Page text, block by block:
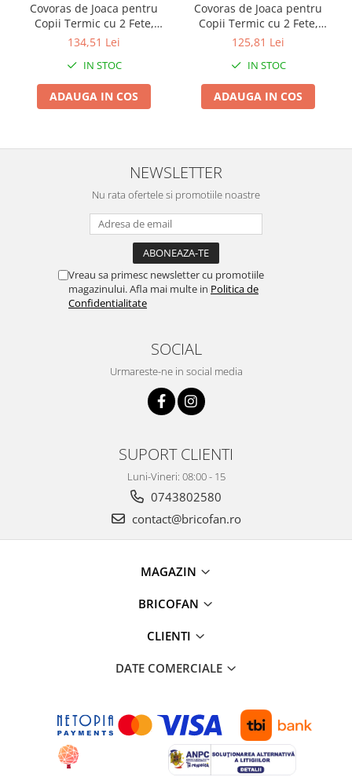
Covoras de Joaca pentru
Copii Termic cu 2 Fete,
Flippy, Model Ursuleți si
Impermeabil, Antiderapant,
200cm x 180cm x 1cm
134,51 Lei
IN STOC
ADAUGA IN COS
Covoras de Joaca pentru
Copii Termic cu 2 Fete,
Flippy, Model Girafe si
Impermeabil, Antiderapant,
200cm x 180cm x 1cm
125,81 Lei
IN STOC
ADAUGA IN COS
NEWSLETTER
Nu rata ofertele si promotiile noastre
Vreau sa primesc newsletter cu promotiile
magazinului. Afla mai multe in Politica de
Confidentialitate
SOCIAL
Urmareste-ne in social media
SUPORT CLIENTI
Luni-Vineri: 08:00 - 15
0743802580
contact@bricofan.ro
MAGAZIN
BRICOFAN
CLIENTI
DATE COMERCIALE